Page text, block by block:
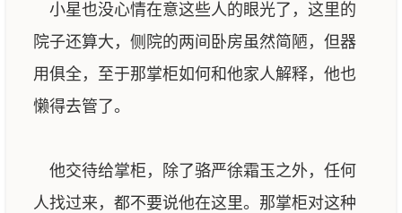
小星也没心情在意这些人的眼光了，这里的
院子还算大，侧院的两间卧房虽然简陋，但器
用俱全，至于那掌柜如何和他家人解释，他也
懒得去管了。
他交待给掌柜，除了骆严徐霜玉之外，任何
人找过来，都不要说他在这里。那掌柜对这种